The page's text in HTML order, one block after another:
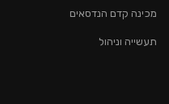
מכינה קדם הנדסאים
תעשייה וניהול